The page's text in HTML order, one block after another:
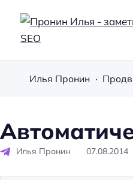
н
И
Илья Пронин
Илья Пронин 07.08.2014